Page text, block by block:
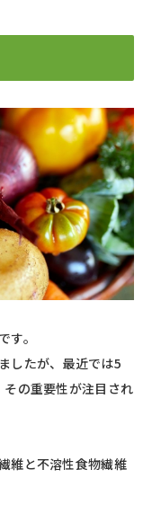
。
したが、最近では5
の重要性が注目され
維と不溶性食物繊維